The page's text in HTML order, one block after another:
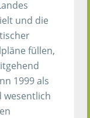
und die
füllen,
1999 als
wesentlich